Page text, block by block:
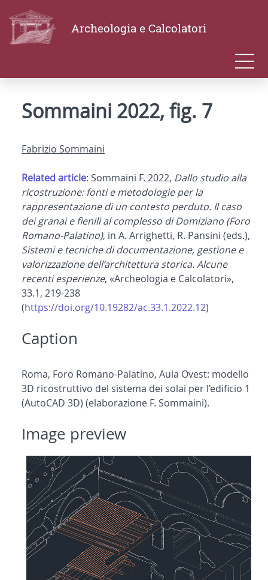
Archeologia e Calcolatori
Sommaini 2022, fig. 7
Fabrizio Sommaini
Related article: Sommaini F. 2022, Dallo studio alla
ricostruzione: fonti e metodologie per la
rappresentazione di un contesto perduto. Il caso
dei granai e fienili al complesso di Domiziano (Foro
Romano-Palatino), in A. Arrighetti, R. Pansini (eds.),
Sistemi e tecniche di documentazione, gestione e
valorizzazione dell’architettura storica. Alcune
recenti esperienze, «Archeologia e Calcolatori»,
33.1, 219-238
(https://doi.org/10.19282/ac.33.1.2022.12)
Caption
Roma, Foro Romano-Palatino, Aula Ovest: modello
3D ricostruttivo del sistema dei solai per l’edificio 1
(AutoCAD 3D) (elaborazione F. Sommaini).
Image preview